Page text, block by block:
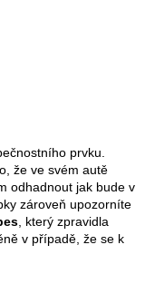
prvku.
že ve svém autě
odhadnout jak bude v
zároveň upozorníte
, který zpravidla
v případě, že se k